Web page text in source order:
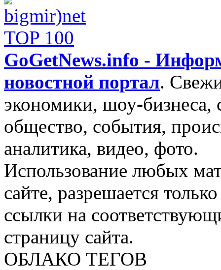
GoGetNews.info -
новостной портал.
экономики, шоу-бизнеса,
общество, события,
аналитика, видео, фото.
Использование любых
сайте, разрешается
ссылки на
страницу сайта.
ОБЛАКО ТЕГОВ